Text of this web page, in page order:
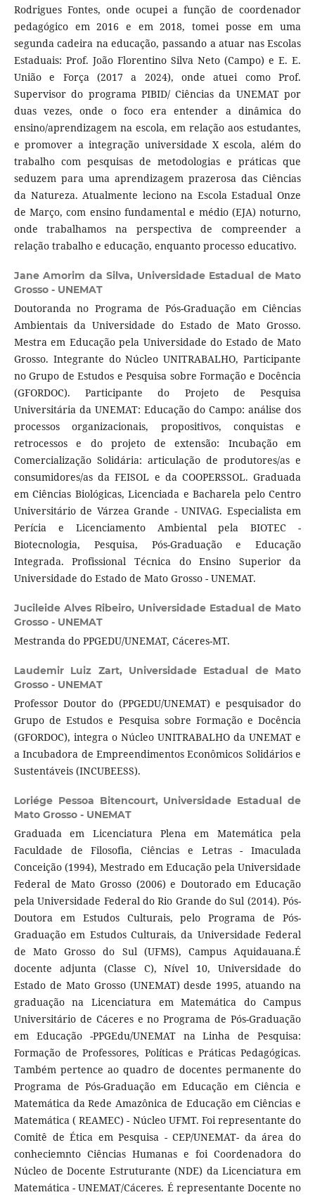
Rodrigues Fontes, onde ocupei a função de coordenador
pedagógico em 2016 e em 2018, tomei posse em uma
segunda cadeira na educação, passando a atuar nas Escolas
Estaduais: Prof. João Florentino Silva Neto (Campo) e E. E.
União e Força (2017 a 2024), onde atuei como Prof.
Supervisor do programa PIBID/ Ciências da UNEMAT por
duas vezes, onde o foco era entender a dinâmica do
ensino/aprendizagem na escola, em relação aos estudantes,
e promover a integração universidade X escola, além do
trabalho com pesquisas de metodologias e práticas que
seduzem para uma aprendizagem prazerosa das Ciências
da Natureza. Atualmente leciono na Escola Estadual Onze
de Março, com ensino fundamental e médio (EJA) noturno,
onde trabalhamos na perspectiva de compreender a
relação trabalho e educação, enquanto processo educativo.
Jane Amorim da Silva, Universidade Estadual de Mato
Grosso - UNEMAT
Doutoranda no Programa de Pós-Graduação em Ciências
Ambientais da Universidade do Estado de Mato Grosso.
Mestra em Educação pela Universidade do Estado de Mato
Grosso. Integrante do Núcleo UNITRABALHO, Participante
no Grupo de Estudos e Pesquisa sobre Formação e Docência
(GFORDOC). Participante do Projeto de Pesquisa
Universitária da UNEMAT: Educação do Campo: análise dos
processos organizacionais, propositivos, conquistas e
retrocessos e do projeto de extensão: Incubação em
Comercialização Solidária: articulação de produtores/as e
consumidores/as da FEISOL e da COOPERSSOL. Graduada
em Ciências Biológicas, Licenciada e Bacharela pelo Centro
Universitário de Várzea Grande - UNIVAG. Especialista em
Perícia e Licenciamento Ambiental pela BIOTEC -
Biotecnologia, Pesquisa, Pós-Graduação e Educação
Integrada. Profissional Técnica do Ensino Superior da
Universidade do Estado de Mato Grosso - UNEMAT.
Jucileide Alves Ribeiro, Universidade Estadual de Mato
Grosso - UNEMAT
Mestranda do PPGEDU/UNEMAT, Cáceres-MT.
Laudemir Luiz Zart, Universidade Estadual de Mato
Grosso - UNEMAT
Professor Doutor do (PPGEDU/UNEMAT) e pesquisador do
Grupo de Estudos e Pesquisa sobre Formação e Docência
(GFORDOC), integra o Núcleo UNITRABALHO da UNEMAT e
a Incubadora de Empreendimentos Econômicos Solidários e
Sustentáveis (INCUBEESS).
Loriége Pessoa Bitencourt, Universidade Estadual de
Mato Grosso - UNEMAT
Graduada em Licenciatura Plena em Matemática pela
Faculdade de Filosofia, Ciências e Letras - Imaculada
Conceição (1994), Mestrado em Educação pela Universidade
Federal de Mato Grosso (2006) e Doutorado em Educação
pela Universidade Federal do Rio Grande do Sul (2014). Pós-
Doutora em Estudos Culturais, pelo Programa de Pós-
Graduação em Estudos Culturais, da Universidade Federal
de Mato Grosso do Sul (UFMS), Campus Aquidauana.É
docente adjunta (Classe C), Nível 10, Universidade do
Estado de Mato Grosso (UNEMAT) desde 1995, atuando na
graduação na Licenciatura em Matemática do Campus
Universitário de Cáceres e no Programa de Pós-Graduação
em Educação -PPGEdu/UNEMAT na Linha de Pesquisa:
Formação de Professores, Políticas e Práticas Pedagógicas.
Também pertence ao quadro de docentes permanente do
Programa de Pós-Graduação em Educação em Ciência e
Matemática da Rede Amazônica de Educação em Ciências e
Matemática ( REAMEC) - Núcleo UFMT. Foi representante do
Comitê de Ética em Pesquisa - CEP/UNEMAT- da área do
conheciemnto Ciências Humanas e foi Coordenadora do
Núcleo de Docente Estruturante (NDE) da Licenciatura em
Matemática - UNEMAT/Cáceres. É representante Docente no